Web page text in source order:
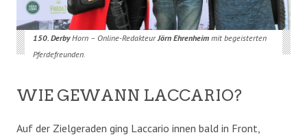
150. DerbyHorn – Online-RedakteurJörn Ehrenheimmit begeisterten
Pferdefreunden.
WIE GEWANN LACCARIO?
Auf der Zielgeraden ging Laccario innen bald in Front,